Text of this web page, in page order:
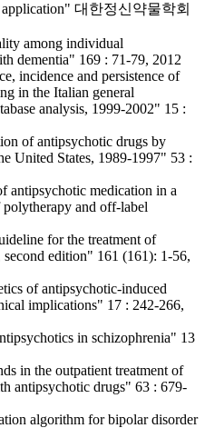
application" 대한정신약물학회
among individual
dementia" 169 : 71-79, 2012
incidence and persistence of
in the Italian general
analysis, 1999-2002" 15 :
of antipsychotic drugs by
United States, 1989-1997" 53 :
antipsychotic medication in a
and off-label
for the treatment of
edition" 161 (161): 1-56,
of antipsychotic-induced
implications" 17 : 242-266,
in schizophrenia" 13
in the outpatient treatment of
antipsychotic drugs" 63 : 679-
algorithm for bipolar disorder